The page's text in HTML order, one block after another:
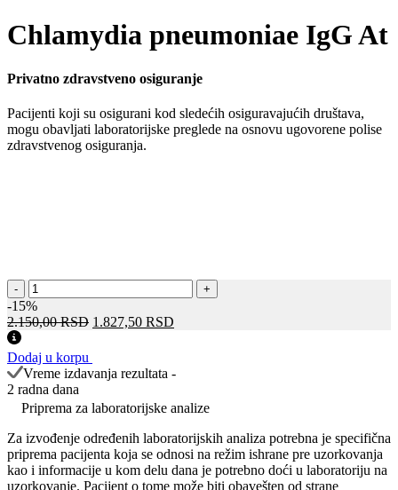
Chlamydia pneumoniae IgG At
Privatno zdravstveno osiguranje
Pacijenti koji su osigurani kod sledećih osiguravajućih društava,
mogu obavljati laboratorijske preglede na osnovu ugovorene polise
zdravstvenog osiguranja.
-
Chlamydia
pneumoniae
IgG
количина
+
-15%
2.150,00RSD Оригинална
била:
2.150,00 RSD.
1.827,50 RSD
Dodaj u korpu
Vreme izdavanja rezultata -
2 radna dana
Priprema za laboratorijske analize
Za izvođenje određenih laboratorijskih analiza potrebna je specifična
priprema pacijenta koja se odnosi na režim ishrane pre uzorkovanja
kao i informacije u kom delu dana je potrebno doći u laboratoriju na
uzorkovanje. Pacijent o tome može biti obavešten od strane